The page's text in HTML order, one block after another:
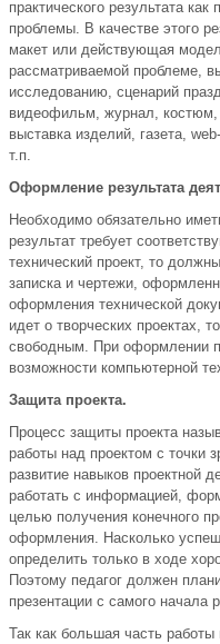
практического результата
проблемы. В качестве этого
макет или действующая
рассматриваемой проблеме,
исследованию, сценарий
видеофильм, журнал, костюм,
выставка изделий, газета,
т.п.
Оформление результата
Необходимо обязательно
результат требует
технический проект, то
записка и чертежи,
оформления технической
идет о творческих проектах,
свободным. При оформлении
возможности компьютерной
Защита проекта.
Процесс защиты проекта
работы над проектом с точки
развитие навыков проектной
работать с информацией,
целью получения конечного
оформления. Насколько
определить только в ходе
Поэтому педагог должен
презентации с самого начала
Так как большая часть